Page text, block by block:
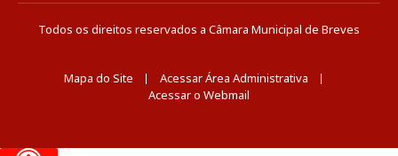
Todos os direitos reservados a Câmara Municipal de Breves
Mapa do Site
Acessar Área Administrativa
Acessar o Webmail